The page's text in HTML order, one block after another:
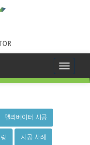
Toggle
엘리베이터 시공
시공 사례